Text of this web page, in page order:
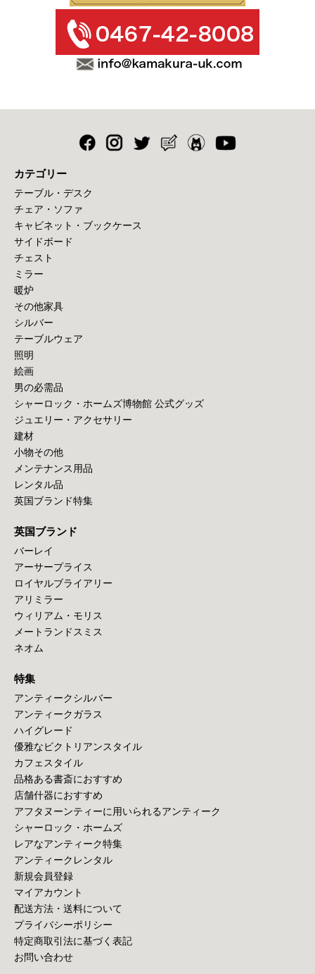
カテゴリー
テーブル・デスク
チェア・ソファ
キャビネット・ブックケース
サイドボード
チェスト
ミラー
暖炉
その他家具
シルバー
テーブルウェア
照明
絵画
男の必需品
シャーロック・ホームズ博物館 公式グッズ
ジュエリー・アクセサリー
建材
小物その他
メンテナンス用品
レンタル品
英国ブランド特集
英国ブランド
バーレイ
アーサープライス
ロイヤルブライアリー
アリミラー
ウィリアム・モリス
メートランドスミス
ネオム
特集
アンティークシルバー
アンティークガラス
ハイグレード
優雅なビクトリアンスタイル
カフェスタイル
品格ある書斎におすすめ
店舗什器におすすめ
アフタヌーンティーに用いられるアンティーク
シャーロック・ホームズ
レアなアンティーク特集
アンティークレンタル
新規会員登録
マイアカウント
配送方法・送料について
プライバシーポリシー
特定商取引法に基づく表記
お問い合わせ